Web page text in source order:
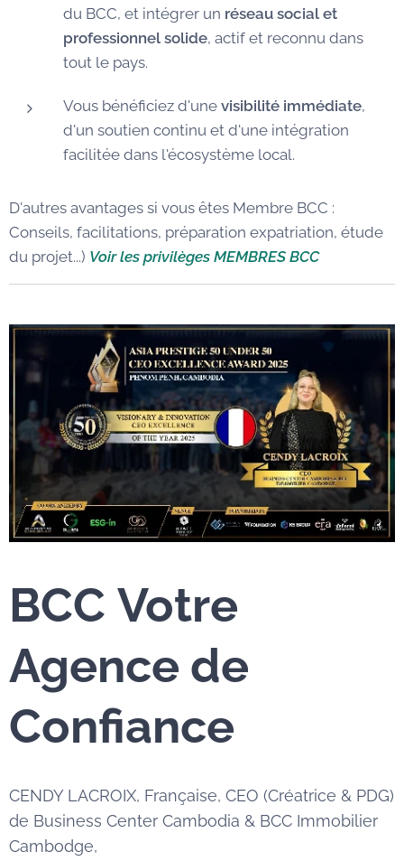
du BCC, et intégrer un réseau social et
professionnel solide, actif et reconnu dans
tout le pays.
Vous bénéficiez d'une visibilité immédiate,
d'un soutien continu et d'une intégration
facilitée dans l'écosystème local.
D'autres avantages si vous êtes Membre BCC :
Conseils, facilitations, préparation expatriation, étude
du projet...) Voir les privilèges MEMBRES BCC
BCC Votre
Agence de
Confiance
CENDY LACROIX, Française, CEO (Créatrice & PDG)
de Business Center Cambodia & BCC Immobilier
Cambodge,